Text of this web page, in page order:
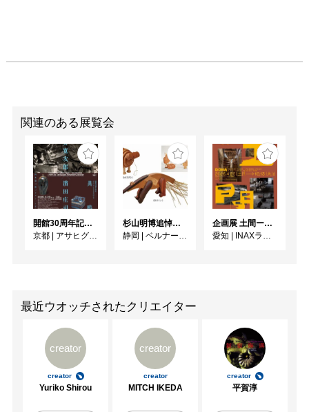
関連のある展覧会
開館30周年記念 山本爲三郎・河井寬次郎没後60年記念 「共鳴 河井寬次郎 × 濱田庄司 ー山本爲三郎コレクションより」
京都 | アサヒグループ大山崎山荘美術館
杉山明博追悼展 木とわたし―木工の妙技と美術教育
静岡 | ベルナール・ビュフェ美術館
企画展 土間ーつくって、つかって、再発見ー
愛知 | INAXライブミュージアム
最近ウオッチされたクリエイター
creator
creator
Yuriko Shirou
creator
creator
MITCH IKEDA
creator
平賀淳